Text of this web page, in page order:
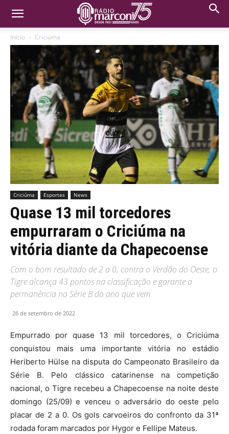
Início Criciúma
Criciúma Esportes News
Quase 13 mil torcedores
empurraram o Criciúma na
vitória diante da Chapecoense
Com o bom resultado de 2 a 0, contra o Verdão do Oeste, o
Tigre alcança 43 pontos na classificação e garante a
permanência na Série B do ano que vem
26 de setembro de 2022
Empurrado por quase 13 mil torcedores, o Criciúma
conquistou mais uma importante vitória no estádio
Heriberto Hülse na disputa do Campeonato Brasileiro da
Série B. Pelo clássico catarinense na competição
nacional, o Tigre recebeu a Chapecoense na noite deste
domingo (25/09) e venceu o adversário do oeste pelo
placar de 2 a 0. Os gols carvoeiros do confronto da 31ª
rodada foram marcados por Hygor e Fellipe Mateus.